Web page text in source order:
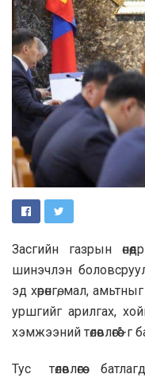
Засгийн газрын
шинэчлэн
эд хөрөнгө, мал,
уршгийг арилгах,
хэмжээний төлөвлөгөө”-г
Тус төлөвлөгөө